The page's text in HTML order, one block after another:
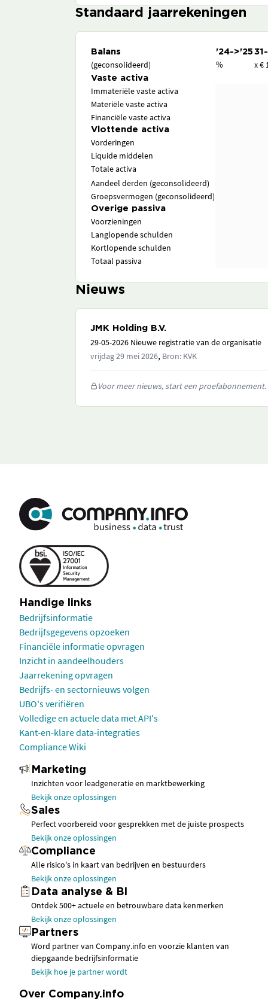
Standaard jaarrekeningen
Balans '24->'25
(geconsolideerd) % x €
Vaste activa
Immateriële vaste activa
Materiële vaste activa
Financiële vaste activa
Vlottende activa
Vorderingen
Liquide middelen
Totale activa
Aandeel derden (geconsolideerd)
Groepsvermogen (geconsolideerd)
Overige passiva
Voorzieningen
Langlopende schulden
Kortlopende schulden
Totaal passiva
Nieuws
JMK Holding B.V.
29-05-2026 Nieuwe registratie van de organisatie
vrijdag 29 mei 2026, Bron: KVK
Voor meer nieuws, start een proefabonnement.
Handige links
Bedrijfsinformatie
Bedrijfsgegevens opzoeken
Financiële informatie opvragen
Inzicht in aandeelhouders
Jaarrekening opvragen
Bedrijfs- en sectornieuws volgen
UBO's verifiëren
Volledige en actuele data met API's
Kant-en-klare data-integraties
Compliance Wiki
Marketing
Inzichten voor leadgeneratie en marktbewerking
Bekijk onze oplossingen
Sales
Perfect voorbereid voor gesprekken met de juiste prospects
Bekijk onze oplossingen
Compliance
Alle risico's in kaart van bedrijven en bestuurders
Bekijk onze oplossingen
Data analyse & BI
Ontdek 500+ actuele en betrouwbare data kenmerken
Bekijk onze oplossingen
Partners
Word partner van Company.info en voorzie klanten van
diepgaande bedrijfsinformatie
Bekijk hoe je partner wordt
Over Company.info